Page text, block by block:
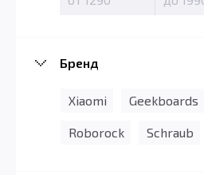
Бренд
Xiaomi Geekboards
Roborock Schraub